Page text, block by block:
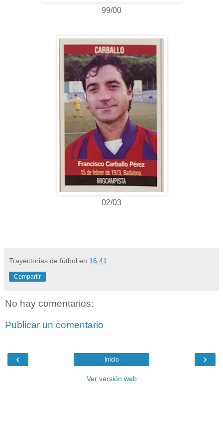
99/00
02/03
Trayectorias de fútbol en 16:41
Compartir
No hay comentarios:
Publicar un comentario
‹ ›
Inicio
Ver versión web